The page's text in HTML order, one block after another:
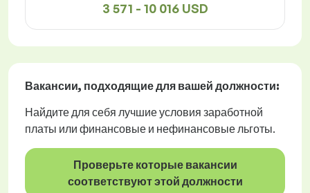
3 571 - 10 016 USD
Вакансии, подходящие для вашей должности:
Найдите для себя лучшие условия заработной
платы или финансовые и нефинансовые льготы.
Проверьте которые вакансии
соответствуют этой должности